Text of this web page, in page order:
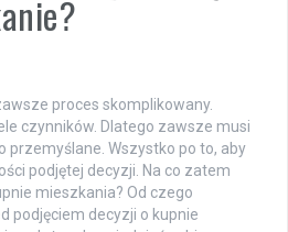
proces skomplikowany.
czynników. Dlatego zawsze musi
przemyślane. Wszystko po to, aby
podjętej decyzji. Na co zatem
mieszkania? Od czego
podjęciem decyzji o kupnie